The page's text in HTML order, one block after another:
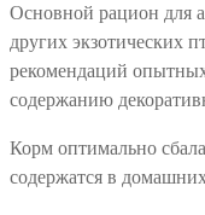
Основной рацион для
других экзотических
рекомендаций
содержанию
Корм оптимально
содержатся в